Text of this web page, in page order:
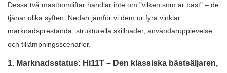
Dessa två mastbomliftar handlar inte om "vilken som är bäst" – de
tjänar olika syften. Nedan jämför vi dem ur fyra vinklar:
marknadsprestanda, strukturella skillnader, användarupplevelse
och tillämpningsscenarier.
1. Marknadsstatus: Hi11T – Den klassiska bästsäljaren,